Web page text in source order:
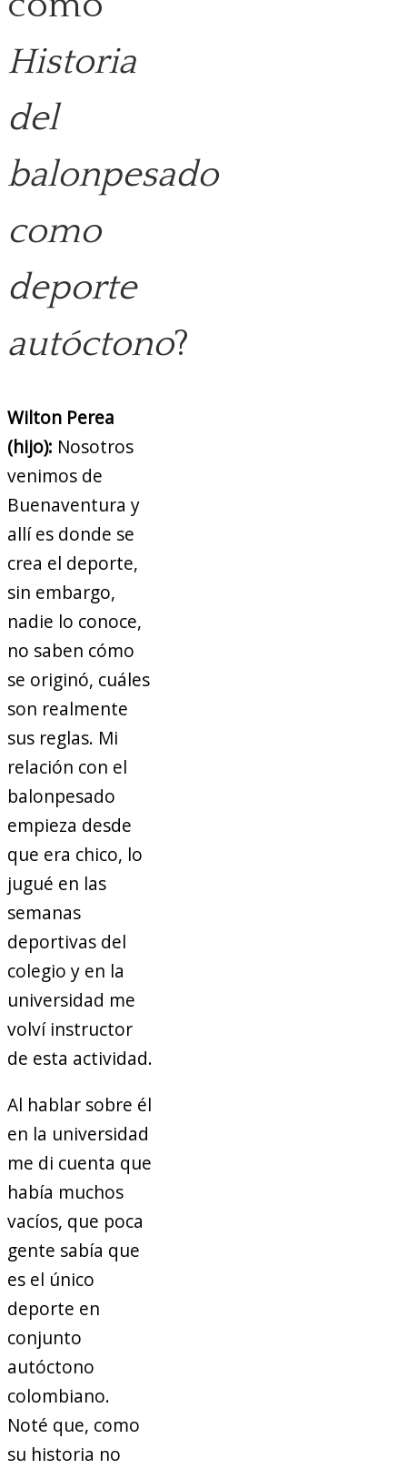
Historia
del
balonpesado
como
deporte
autóctono?
Wilton Perea
(hijo): Nosotros
venimos de
Buenaventura y
allí es donde se
crea el deporte,
sin embargo,
nadie lo conoce,
no saben cómo
se originó, cuáles
son realmente
sus reglas. Mi
relación con el
balonpesado
empieza desde
que era chico, lo
jugué en las
semanas
deportivas del
colegio y en la
universidad me
volví instructor
de esta actividad.
Al hablar sobre él
en la universidad
me di cuenta que
había muchos
vacíos, que poca
gente sabía que
es el único
deporte en
conjunto
autóctono
colombiano.
Noté que, como
su historia no